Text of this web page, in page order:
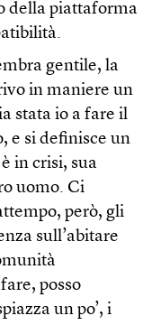
della piattaforma
gentile, la
in maniere un
stata io a fare il
e si definisce un
in crisi, sua
uomo. Ci
però, gli
sull’abitare
posso
un po’, i